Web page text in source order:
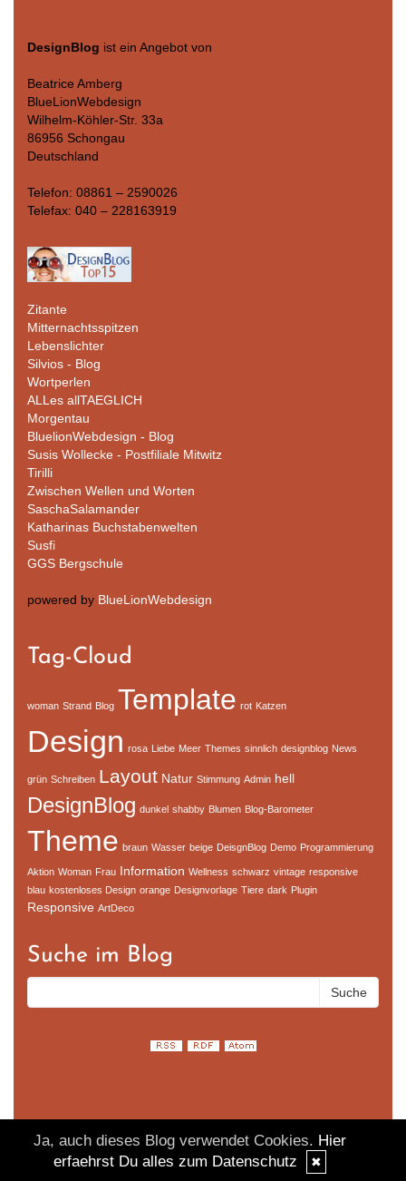
DesignBlog ist ein Angebot von
Beatrice Amberg
BlueLionWebdesign
Wilhelm-Köhler-Str. 33a
86956 Schongau
Deutschland
Telefon: 08861 – 2590026
Telefax: 040 – 228163919
Zitante
Mitternachtsspitzen
Lebenslichter
Silvios - Blog
Wortperlen
ALLes allTAEGLICH
Morgentau
BluelionWebdesign - Blog
Susis Wollecke - Postfiliale Mitwitz
Tirilli
Zwischen Wellen und Worten
SaschaSalamander
Katharinas Buchstabenwelten
Susfi
GGS Bergschule
powered by BlueLionWebdesign
Tag-Cloud
woman Strand Blog Template rot Katzen
Design rosa Liebe Meer Themes sinnlich designblog News
grün Schreiben Layout Natur Stimmung Admin hell
DesignBlog dunkel shabby Blumen Blog-Barometer
Theme braun Wasser beige DeisgnBlog Demo Programmierung
Aktion Woman Frau Information Wellness schwarz vintage responsive
blau kostenloses Design orange Designvorlage Tiere dark Plugin
Responsive ArtDeco
Suche im Blog
Ja, auch dieses Blog verwendet Cookies. Hier
erfaehrst Du alles zum Datenschutz
✖